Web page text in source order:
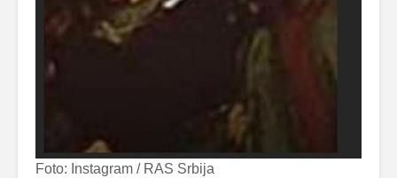
Foto: Instagram / RAS Srbija